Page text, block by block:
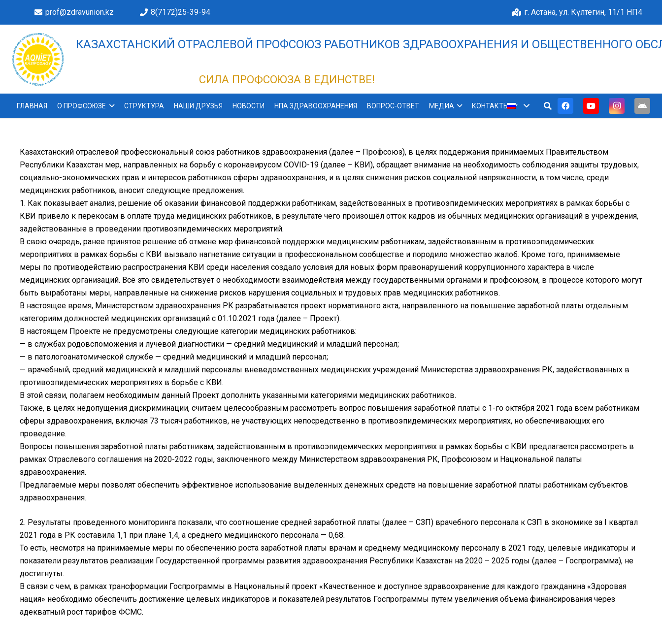
prof@zdravunion.kz 8(7172)25-39-94 г. Астана, ул. Күлтегин, 11/1 НП4
КАЗАХСТАНСКИЙ ОТРАСЛЕВОЙ ПРОФСОЮЗ РАБОТНИКОВ ЗДРАВООХРАНЕНИЯ И ОБЩЕСТВЕННОГО
СИЛА ПРОФСОЮЗА В ЕДИНСТВЕ!
ГЛАВНАЯ О ПРОФСОЮЗЕ СТРУКТУРА НАШИ ДРУЗЬЯ НОВОСТИ НПА ЗДРАВООХРАНЕНИЯ ВОПРОС-ОТВЕТ МЕДИА КОНТАКТЫ
Казахстанский отраслевой профессиональный союз работников здравоохранения (далее – Профсоюз), в целях поддержания принимаемых Правительством
Республики Казахстан мер, направленных на борьбу с коронавирусом COVID-19 (далее – КВИ), обращает внимание на необходимость соблюдения защиты трудовых,
социально-экономических прав и интересов работников сферы здравоохранения, и в целях снижения рисков социальной напряженности, в том числе, среди
медицинских работников, вносит следующие предложения.
1. Как показывает анализ, решение об оказании финансовой поддержки работникам, задействованных в противоэпидемических мероприятиях в рамках борьбы с
КВИ привело к перекосам в оплате труда медицинских работников, в результате чего произошёл отток кадров из обычных медицинских организаций в учреждения,
задействованные в проведении противоэпидемических мероприятий.
В свою очередь, ранее принятое решение об отмене мер финансовой поддержки медицинским работникам, задействованным в противоэпидемических
мероприятиях в рамках борьбы с КВИ вызвало нагнетание ситуации в профессиональном сообществе и породило множество жалоб. Кроме того, принимаемые
меры по противодействию распространения КВИ среди населения создало условия для новых форм правонарушений коррупционного характера в числе
медицинских организаций. Всё это свидетельствует о необходимости взаимодействия между государственными органами и профсоюзом, в процессе которого могут
быть выработаны меры, направленные на снижение рисков нарушения социальных и трудовых прав медицинских работников.
В настоящее время, Министерством здравоохранения РК разрабатывается проект нормативного акта, направленного на повышение заработной платы отдельным
категориям должностей медицинских организаций с 01.10.2021 года (далее – Проект).
В настоящем Проекте не предусмотрены следующие категории медицинских работников:
— в службах родовспоможения и лучевой диагностики — средний медицинский и младший персонал;
— в патологоанатомической службе — средний медицинский и младший персонал;
— врачебный, средний медицинский и младший персоналы вневедомственных медицинских учреждений Министерства здравоохранения РК, задействованных в
противоэпидемических мероприятиях в борьбе с КВИ.
В этой связи, полагаем необходимым данный Проект дополнить указанными категориями медицинских работников.
Также, в целях недопущения дискриминации, считаем целесообразным рассмотреть вопрос повышения заработной платы с 1-го октября 2021 года всем работникам
сферы здравоохранения, включая 73 тысяч работников, не участвующих непосредственно в противоэпидемических мероприятиях, но обеспечивающих его
проведение.
Вопросы повышения заработной платы работникам, задействованным в противоэпидемических мероприятиях в рамках борьбы с КВИ предлагается рассмотреть в
рамках Отраслевого соглашения на 2020-2022 годы, заключенного между Министерством здравоохранения РК, Профсоюзом и Национальной палаты
здравоохранения.
Предлагаемые меры позволят обеспечить эффективное использование выделенных денежных средств на повышение заработной платы работникам субъектов
здравоохранения.
2. Результаты проведенного мониторинга показали, что соотношение средней заработной платы (далее – СЗП) врачебного персонала к СЗП в экономике за I квартал
2021 года в РК составила 1,1 при плане 1,4, а среднего медицинского персонала — 0,68.
То есть, несмотря на принимаемые меры по обеспечению роста заработной платы врачам и среднему медицинскому персоналу в 2021 году, целевые индикаторы и
показатели результатов реализации Государственной программы развития здравоохранения Республики Казахстан на 2020 – 2025 годы (далее – Госпрограмма), не
достигнуты.
В связи с чем, в рамках трансформации Госпрограммы в Национальный проект «Качественное и доступное здравоохранение для каждого гражданина «Здоровая
нация» необходимо обеспечить достижение целевых индикаторов и показателей результатов Госпрограммы путем увеличения объема финансирования через
адекватный рост тарифов ФСМС.